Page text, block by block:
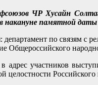
ЧР Хусайн
накануне памятной
департамент по связям с
Общероссийского
участников
целостности